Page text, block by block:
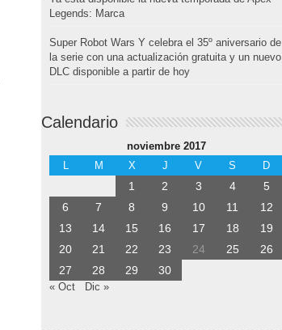
Legends: Marca
Super Robot Wars Y celebra el 35º aniversario de
la serie con una actualización gratuita y un nuevo
DLC disponible a partir de hoy
Calendario
noviembre 2017
L
M X J V S D
1 2 3 4
5
6
7 8 9 10 11
12
13
14 15 16 17 18
19
20
21 22 23 24 25
26
27
28 29 30
« Oct Dic »